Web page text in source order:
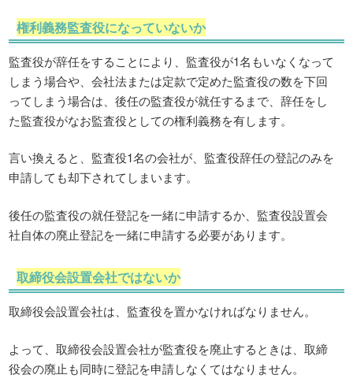
権利義務監査役になっていないか
監査役が辞任をすることにより、監査役が1名もいなくなって
しまう場合や、会社法または定款で定めた監査役の数を下回
ってしまう場合は、後任の監査役が就任するまで、辞任をし
た監査役がなお監査役としての権利義務を有します。
言い換えると、監査役1名の会社が、監査役辞任の登記のみを
申請しても却下されてしまいます。
後任の監査役の就任登記を一緒に申請するか、監査役設置会
社自体の廃止登記を一緒に申請する必要があります。
取締役会設置会社ではないか
取締役会設置会社は、監査役を置かなければなりません。
よって、取締役会設置会社が監査役を廃止するときは、取締
役会の廃止も同時に登記を申請しなくてはなりません。